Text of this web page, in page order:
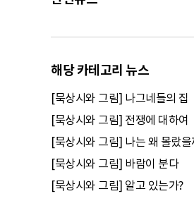
해당 카테고리 뉴스
[묵상시와 그림] 나그네들의 집
[묵상시와 그림] 전쟁에 대하여
[묵상시와 그림] 나는 왜 몰랐을
[묵상시와 그림] 바람이 분다
[묵상시와 그림] 알고 있는가?